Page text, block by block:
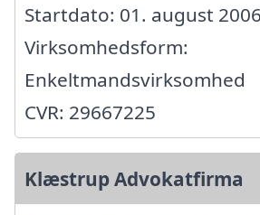
Startdato: 01. august
Virksomhedsform:
Enkeltmandsvirksomhed
CVR: 29667225
Klæstrup Advokatfirma